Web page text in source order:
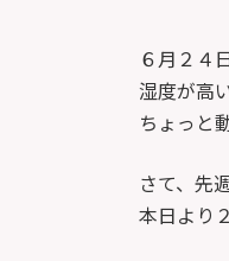
６月２４
湿度が高
ちょっと
さて、先
本日より